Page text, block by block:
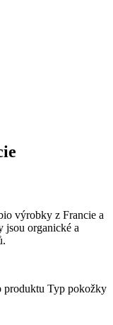
výrobky z Francie a
jsou organické a
produktu Typ pokožky